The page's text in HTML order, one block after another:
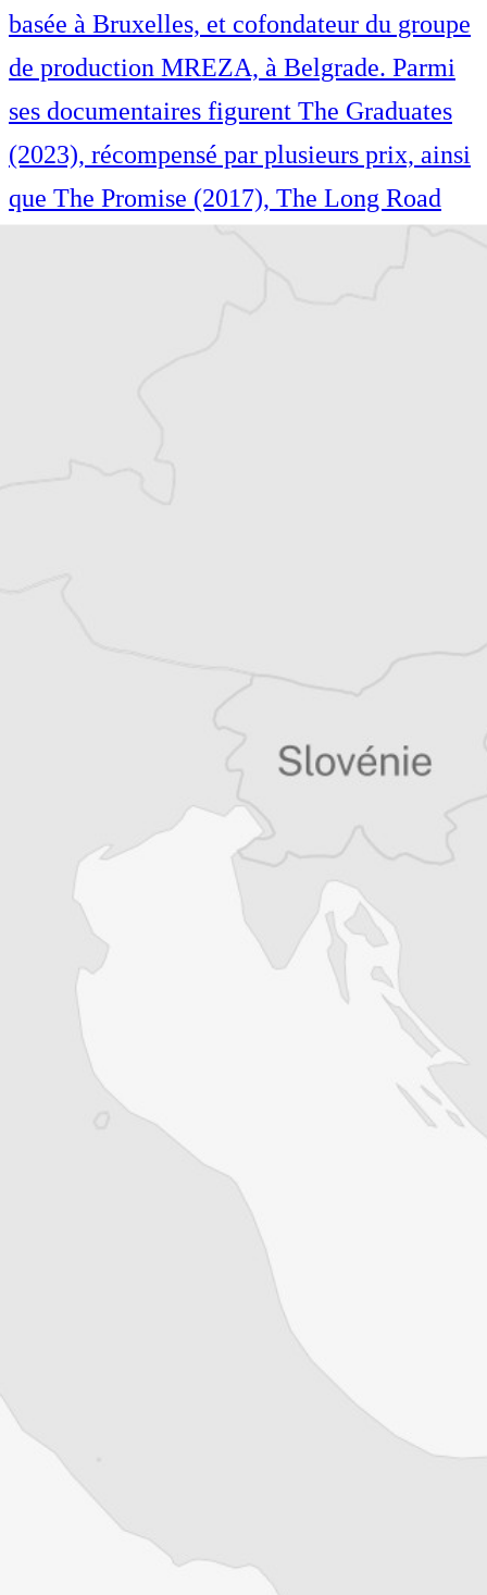
basée à Bruxelles, et cofondateur du groupe
de production MREZA, à Belgrade. Parmi
ses documentaires figurent The Graduates
(2023), récompensé par plusieurs prix, ainsi
que The Promise (2017), The Long Road